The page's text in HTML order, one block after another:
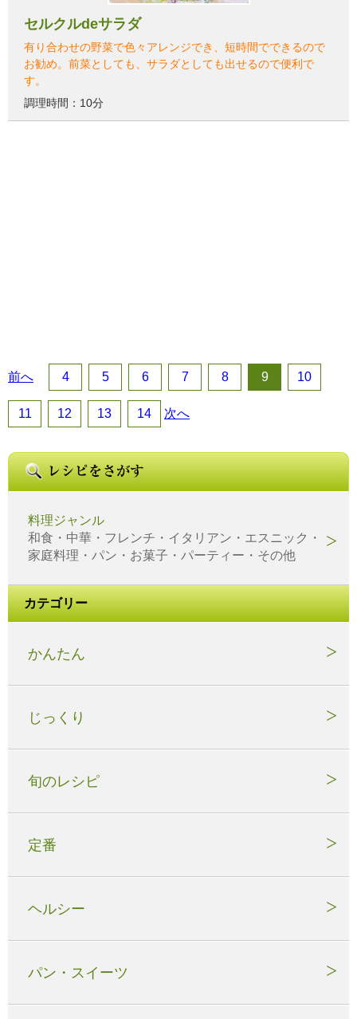
セルクルdeサラダ
有り合わせの野菜で色々アレンジでき、短時間でできるので
お勧め。前菜としても、サラダとしても出せるので便利で
す。
調理時間：10分
前へ 4 5 6 7 8 9 10
11 12 13 14 次へ
料理ジャンル
和食・中華・フレンチ・イタリアン・エスニック・
家庭料理・パン・お菓子・パーティー・その他
カテゴリー
かんたん
じっくり
旬のレシピ
定番
ヘルシー
パン・スイーツ